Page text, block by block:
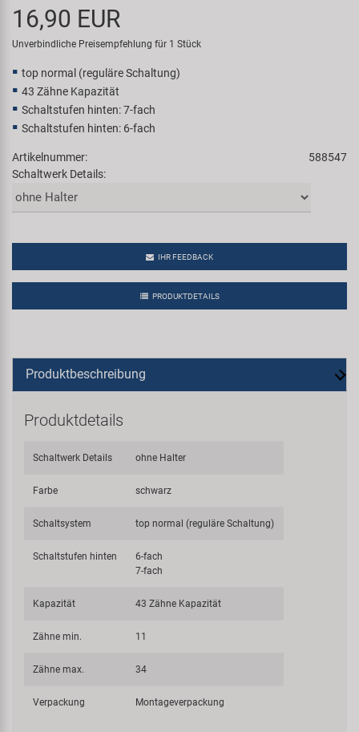
Samox
SRAM/RockShox
Trail-Gator
Markenübersicht
16,90 EUR
Unverbindliche Preisempfehlung für 1 Stück
top normal (reguläre Schaltung)
43 Zähne Kapazität
Schaltstufen hinten: 7-fach
Schaltstufen hinten: 6-fach
Artikelnummer:
588547
Schaltwerk Details:
IHR FEEDBACK
PRODUKTDETAILS
Produktbeschreibung
Produktdetails
Schaltwerk Details ohne Halter
Farbe schwarz
Schaltsystem top normal (reguläre Schaltung)
Schaltstufen hinten
6-fach
7-fach
Kapazität 43 Zähne Kapazität
Zähne min. 11
Zähne max. 34
Verpackung Montageverpackung